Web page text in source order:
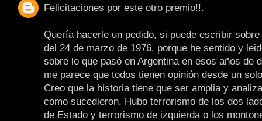
Felicitaciones por este otro premio!!.
Quería hacerle un pedido, si puede escribir
del 24 de marzo de 1976, porque he sentido y
sobre lo que pasó en Argentina en esos años de
me parece que todos tienen opinión desde un
Creo que la historia tiene que ser amplia y
como sucedieron. Hubo terrorismo de los dos
de Estado y terrorismo de izquierda o los